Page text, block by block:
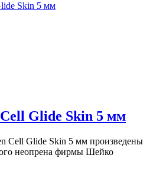
Glide Skin 5 мм
Cell Glide Skin 5 мм произведены
неопрена фирмы Шейко